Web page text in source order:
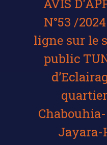
AVIS
N°53 /
ligne sur le
public
Jayara-